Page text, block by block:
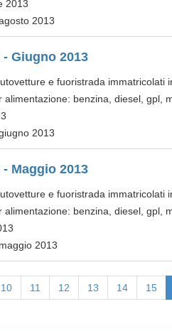
2013
2013
Giugno 2013
e fuoristrada immatricolati
alimentazione: benzina, diesel, gpl,
2013
Maggio 2013
e fuoristrada immatricolati
alimentazione: benzina, diesel, gpl,
maggio 2013
10 11 12 13 14 15